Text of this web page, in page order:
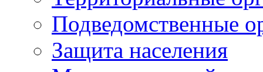
Подведомственные
Защита населения